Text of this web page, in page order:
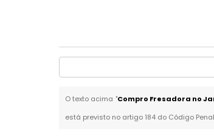
O texto acima "Compro Fresadora no
está previsto no artigo 184 do Código